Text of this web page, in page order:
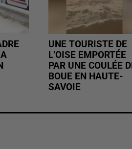
UNE TOURISTE DE
L’OISE EMPORTÉE
PAR UNE COULÉE
BOUE EN HAUTE-
SAVOIE